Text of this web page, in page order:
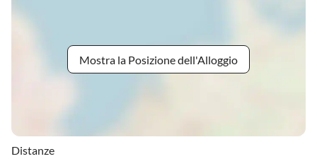
Mostra la Posizione dell'Alloggio
Distanze